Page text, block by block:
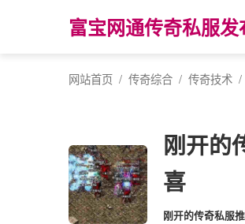
富宝网通传奇私服
网站首页 / 传奇综合 / 传奇技术 /
刚开的
喜
刚开的传奇私服